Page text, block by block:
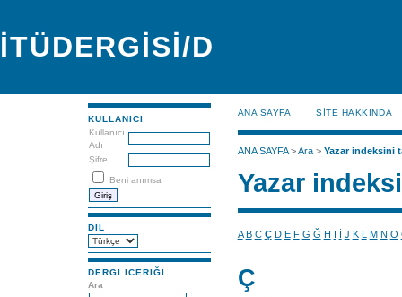
İTÜDERGİSİ/D
KULLANICI
Kullanıcı
Adı
Şifre
Beni anımsa
DIL
DERGI ICERIĞI
Ara
ANA SAYFA SİTE HAKKINDA
ANA SAYFA>Ara> Yazar indeksini
Yazar
A B C Ç D E F G Ğ H I İ J K L M N O
Ç